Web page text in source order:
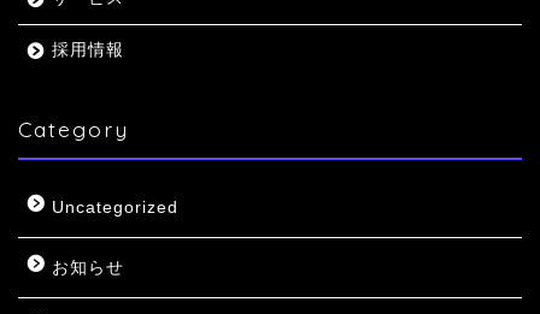
採用情報
Category
Uncategorized
お知らせ